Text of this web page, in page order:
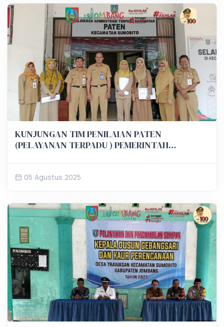
KUNJUNGAN TIM PENILAIAN PATEN
(PELAYANAN TERPADU ) PEMERINTAH
05 Agustus 2025